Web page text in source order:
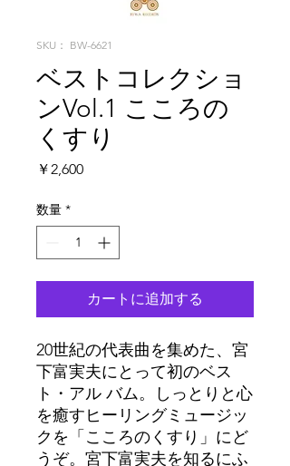
SKU： BW-6621
ベストコレクショ
ンVol.1 こころの
くすり
￥2,600価
数量 *
カートに追加する
20世紀の代表曲を集めた、宮
下富実夫にとって初のベス
ト・アル バム。しっとりと心
を癒すヒーリングミュージッ
クを「こころのくすり」にど
うぞ。宮下富実夫を知るにふ